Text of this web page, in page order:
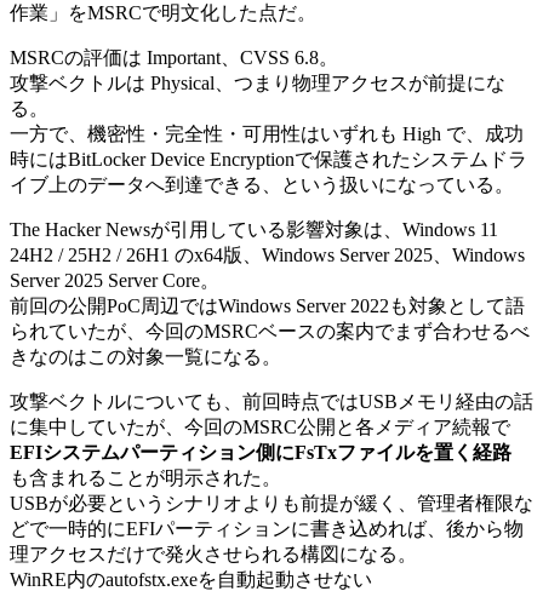
作業」をMSRCで明文化した点だ。
MSRCの評価は Important、CVSS 6.8。
攻撃ベクトルは Physical、つまり物理アクセスが前提にな
る。
一方で、機密性・完全性・可用性はいずれも High で、成功
時にはBitLocker Device Encryptionで保護されたシステムドラ
イブ上のデータへ到達できる、という扱いになっている。
The Hacker Newsが引用している影響対象は、Windows 11
24H2 / 25H2 / 26H1 のx64版、Windows Server 2025、Windows
Server 2025 Server Core。
前回の公開PoC周辺ではWindows Server 2022も対象として語
られていたが、今回のMSRCベースの案内でまず合わせるべ
きなのはこの対象一覧になる。
攻撃ベクトルについても、前回時点ではUSBメモリ経由の話
に集中していたが、今回のMSRC公開と各メディア続報で
EFIシステムパーティション側にFsTxファイルを置く経路
も含まれることが明示された。
USBが必要というシナリオよりも前提が緩く、管理者権限な
どで一時的にEFIパーティションに書き込めれば、後から物
理アクセスだけで発火させられる構図になる。
WinRE内のautofstx.exeを自動起動させない